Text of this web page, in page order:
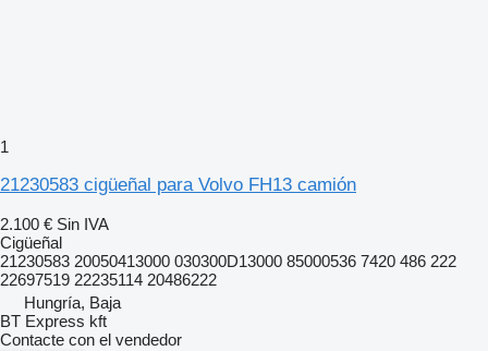
1
21230583 cigüeñal para Volvo FH13 camión
2.100 € Sin IVA
Cigüeñal
21230583 20050413000 030300D13000 85000536 7420 486 222
22697519 22235114 20486222
Hungría, Baja
BT Express kft
Contacte con el vendedor